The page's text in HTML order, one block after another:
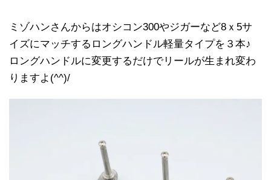
ミゾハンさんからはオシコン300やジガーなど8ｘ5サ
イズにマッチするロングハンドル軽量タイプを３本♪
ロングハンドルに変更するだけでリールが生まれ変わ
りますよ(^^)/